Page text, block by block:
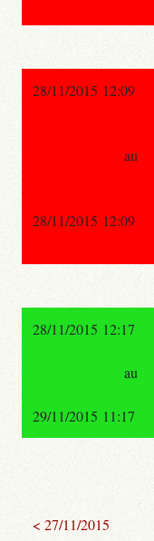
28/11/2015 12:09
au
28/11/2015 12:09
28/11/2015 12:17
au
29/11/2015 11:17
< 27/11/2015